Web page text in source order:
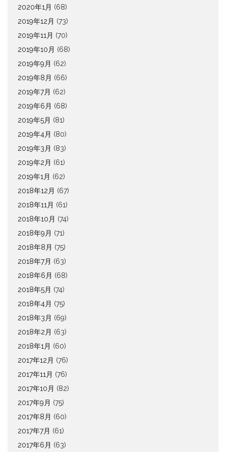
2020年1月 (68)
2019年12月 (73)
2019年11月 (70)
2019年10月 (68)
2019年9月 (62)
2019年8月 (66)
2019年7月 (62)
2019年6月 (68)
2019年5月 (81)
2019年4月 (80)
2019年3月 (83)
2019年2月 (61)
2019年1月 (62)
2018年12月 (67)
2018年11月 (61)
2018年10月 (74)
2018年9月 (71)
2018年8月 (75)
2018年7月 (63)
2018年6月 (68)
2018年5月 (74)
2018年4月 (75)
2018年3月 (69)
2018年2月 (63)
2018年1月 (60)
2017年12月 (76)
2017年11月 (76)
2017年10月 (82)
2017年9月 (75)
2017年8月 (60)
2017年7月 (61)
2017年6月 (63)